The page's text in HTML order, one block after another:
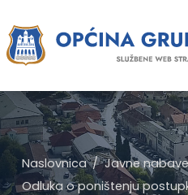
Naslovnica
Javne nabave
Odluka o poništenju